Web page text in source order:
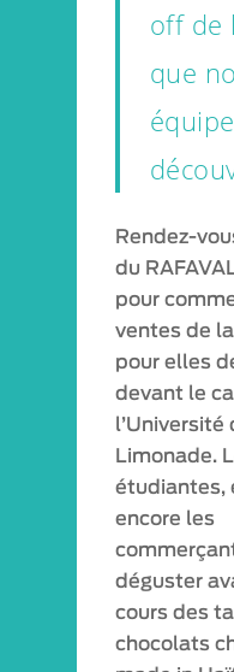
off de
que
Rendez-
du
pour
ventes de
pour elles
devant le
l’Université
Limonade.
étudiantes,
encore les
déguster
cours des
chocolats